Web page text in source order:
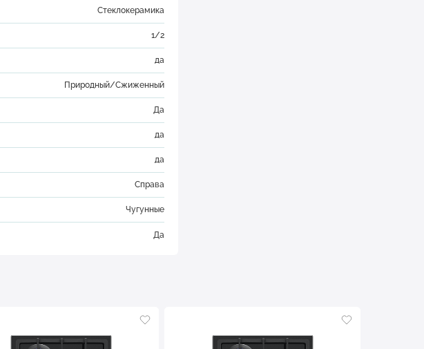
Стеклокерамика
1/2
да
Природный/Сжиженный
Да
да
да
Справа
Чугунные
Да